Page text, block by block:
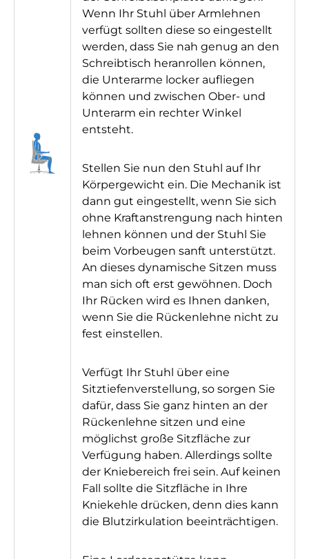
Wenn Ihr Stuhl über Armlehnen
verfügt sollten diese so eingestellt
werden, dass Sie nah genug an den
Schreibtisch heranrollen können,
die Unterarme locker aufliegen
können und zwischen Ober- und
Unterarm ein rechter Winkel
entsteht.
Stellen Sie nun den Stuhl auf Ihr
Körpergewicht ein. Die Mechanik ist
dann gut eingestellt, wenn Sie sich
ohne Kraftanstrengung nach hinten
lehnen können und der Stuhl Sie
beim Vorbeugen sanft unterstützt.
An dieses dynamische Sitzen muss
man sich oft erst gewöhnen. Doch
Ihr Rücken wird es Ihnen danken,
wenn Sie die Rückenlehne nicht zu
fest einstellen.
Verfügt Ihr Stuhl über eine
Sitztiefenverstellung, so sorgen Sie
dafür, dass Sie ganz hinten an der
Rückenlehne sitzen und eine
möglichst große Sitzfläche zur
Verfügung haben. Allerdings sollte
der Kniebereich frei sein. Auf keinen
Fall sollte die Sitzfläche in Ihre
Kniekehle drücken, denn dies kann
die Blutzirkulation beeinträchtigen.